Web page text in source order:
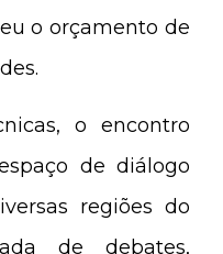
o orçamento de
o encontro
de diálogo
regiões do
de debates,